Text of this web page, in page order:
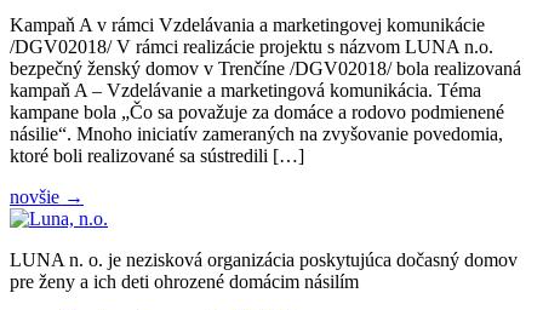
Kampaň A v rámci Vzdelávania a marketingovej komunikácie
/DGV02018/ V rámci realizácie projektu s názvom LUNA n.o.
bezpečný ženský domov v Trenčíne /DGV02018/ bola realizovaná
kampaň A – Vzdelávanie a marketingová komunikácia. Téma
kampane bola „Čo sa považuje za domáce a rodovo podmienené
násilie“. Mnoho iniciatív zameraných na zvyšovanie povedomia,
ktoré boli realizované sa sústredili […]
novšie →
LUNA n. o. je nezisková organizácia poskytujúca dočasný domov
pre ženy a ich deti ohrozené domácim násilím